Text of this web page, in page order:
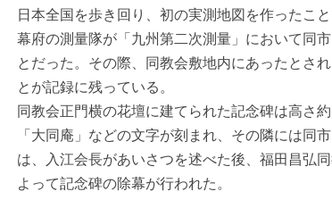
日本全国を歩き回り、初の実測地図を作ったこ
幕府の測量隊が「九州第二次測量」において同
とだった。その際、同教会敷地内にあったとさ
とが記録に残っている。
同教会正門横の花壇に建てられた記念碑は高さ
「大同庵」などの文字が刻まれ、その隣には同
は、入江会長があいさつを述べた後、福田昌弘
よって記念碑の除幕が行われた。